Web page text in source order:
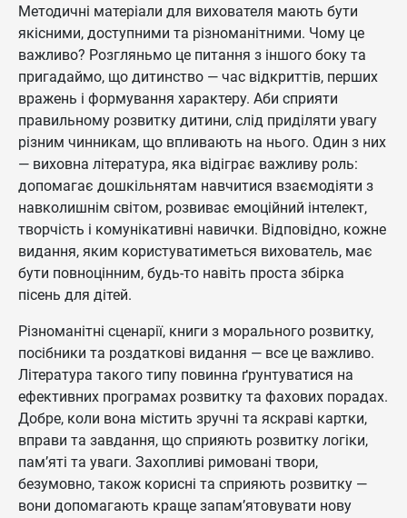
Методичні матеріали для вихователя мають бути
якісними, доступними та різноманітними. Чому це
важливо? Розгляньмо це питання з іншого боку та
пригадаймо, що дитинство — час відкриттів, перших
вражень і формування характеру. Аби сприяти
правильному розвитку дитини, слід приділяти увагу
різним чинникам, що впливають на нього. Один з них
— виховна література, яка відіграє важливу роль:
допомагає дошкільнятам навчитися взаємодіяти з
навколишнім світом, розвиває емоційний інтелект,
творчість і комунікативні навички. Відповідно, кожне
видання, яким користуватиметься вихователь, має
бути повноцінним, будь-то навіть проста збірка
пісень для дітей.
Різноманітні сценарії, книги з морального розвитку,
посібники та роздаткові видання — все це важливо.
Література такого типу повинна ґрунтуватися на
ефективних програмах розвитку та фахових порадах.
Добре, коли вона містить зручні та яскраві картки,
вправи та завдання, що сприяють розвитку логіки,
пам’яті та уваги. Захопливі римовані твори,
безумовно, також корисні та сприяють розвитку —
вони допомагають краще запам’ятовувати нову